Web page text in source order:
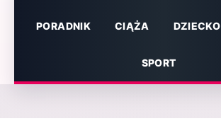
PORADNIK CIĄŻA DZIECKO
SPORT